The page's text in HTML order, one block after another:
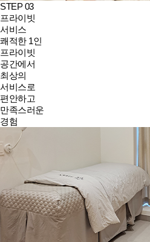
STEP 03
프라이빗
서비스
쾌적한 1인
프라이빗
공간에서
최상의
서비스로
편안하고
만족스러운
경험